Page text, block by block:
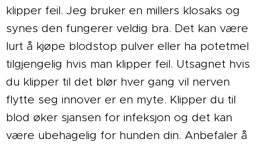
klipper feil. Jeg bruker en millers klosaks og
synes den fungerer veldig bra. Det kan være
lurt å kjøpe blodstop pulver eller ha potetmel
tilgjengelig hvis man klipper feil. Utsagnet hvis
du klipper til det blør hver gang vil nerven
flytte seg innover er en myte. Klipper du til
blod øker sjansen for infeksjon og det kan
være ubehagelig for hunden din. Anbefaler å